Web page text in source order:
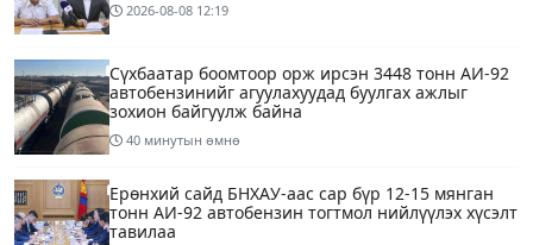
2026-08-08 12:19
Сүхбаатар боомтоор орж ирсэн 3448 тонн АИ-92
автобензинийг агуулахуудад буулгах ажлыг
зохион байгуулж байна
40 минутын өмнө
Ерөнхий сайд БНХАУ-аас сар бүр 12-15 мянган
тонн АИ-92 автобензин тогтмол нийлүүлэх хүсэлт
тавилаа